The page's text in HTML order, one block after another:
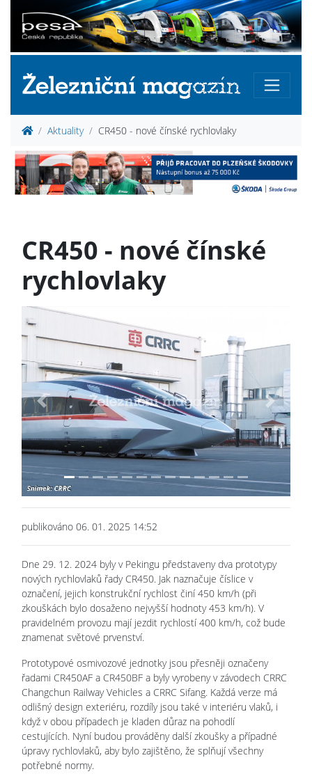
Aktuality CR450 - nové čínské rychlovlaky
CR450 - nové čínské
rychlovlaky
Previous Next
publikováno 06. 01. 2025 14:52
Dne 29. 12. 2024 byly v Pekingu představeny dva prototypy
nových rychlovlaků řady CR450. Jak naznačuje číslice v
označení, jejich konstrukční rychlost činí 450 km/h (při
zkouškách bylo dosaženo nejvyšší hodnoty 453 km/h). V
pravidelném provozu mají jezdit rychlostí 400 km/h, což bude
znamenat světové prvenství.
Prototypové osmivozové jednotky jsou přesněji označeny
řadami CR450AF a CR450BF a byly vyrobeny v závodech CRRC
Changchun Railway Vehicles a CRRC Sifang. Každá verze má
odlišný design exteriéru, rozdíly jsou také v interiéru vlaků, i
když v obou případech je kladen důraz na pohodlí
cestujících. Nyní budou prováděny další zkoušky a případné
úpravy rychlovlaků, aby bylo zajištěno, že splňují všechny
potřebné normy.